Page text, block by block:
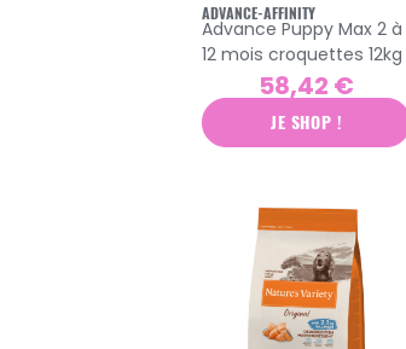
ADVANCE-AFFINITY
Advance Puppy Max 2 à
12 mois croquettes 12kg
58,42 €
JE SHOP !